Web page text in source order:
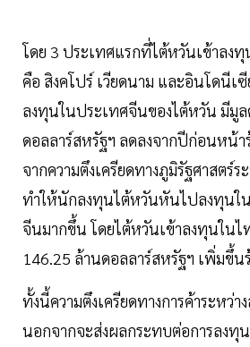
โดย 3 ประเทศแรกที่ไต้หวันเข้าลง
คือ สิงคโปร์ เวียดนาม และอินโดนีเซี
ลงทุนในประเทศจีนของไต้หวัน มีมู
ดอลลาร์สหรัฐฯ ลดลงจากปีก่อนหน้
จากความตึงเครียดทางภูมิรัฐศาสตร์
ทำให้นักลงทุนไต้หวันหันไปลงทุนใ
จีนมากขึ้น โดยไต้หวันเข้าลงทุนใน
146.25 ล้านดอลลาร์สหรัฐฯ เพิ่มขึ้น
ทั้งนี้ความตึงเครียดทางการค้าระหว่า
นอกจากจะส่งผลกระทบต่อการลงทุ